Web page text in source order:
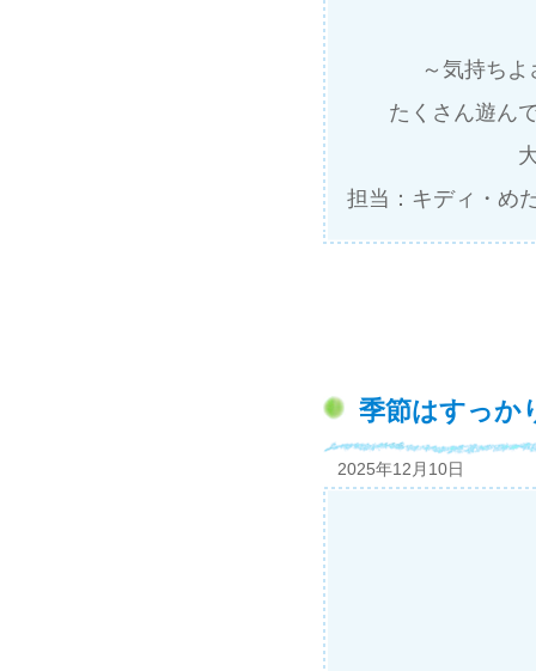
～気持ち
たくさん遊ん
担当：キディ・め
季節はすっか
2025年12月10日